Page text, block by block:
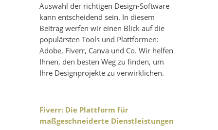
Auswahl der richtigen Design-Software
kann entscheidend sein. In diesem
Beitrag werfen wir einen Blick auf die
populärsten Tools und Plattformen:
Adobe, Fiverr, Canva und Co. Wir helfen
Ihnen, den besten Weg zu finden, um
Ihre Designprojekte zu verwirklichen.
Fiverr: Die Plattform für
maßgeschneiderte Dienstleistungen